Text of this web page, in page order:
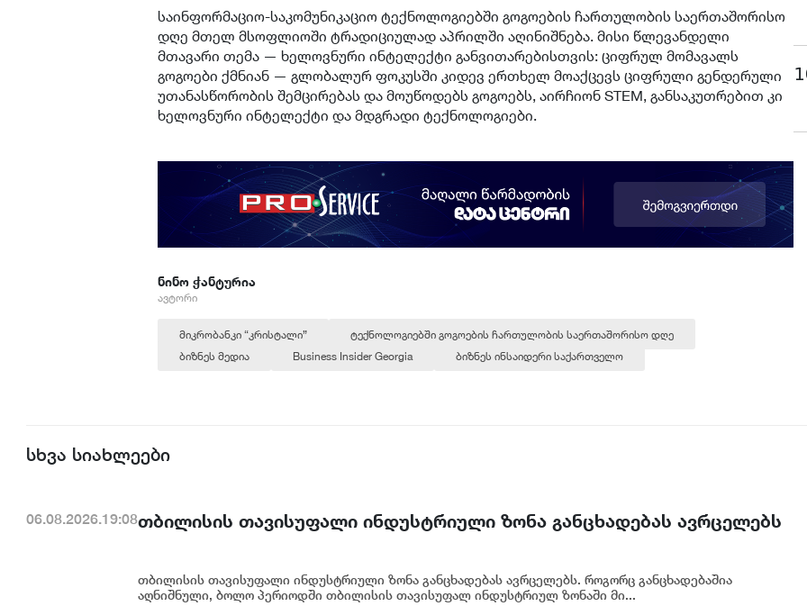
საინფორმაციო-საკომუნიკაციო ტექნოლოგიებში გოგოების ჩართულობის საერთაშორისო
დღე მთელ მსოფლიოში ტრადიციულად აპრილში აღინიშნება. მისი წლევანდელი
მთავარი თემა — ხელოვნური ინტელექტი განვითარებისთვის: ციფრულ მომავალს
გოგოები ქმნიან — გლობალურ ფოკუსში კიდევ ერთხელ მოაქცევს ციფრული გენდერული
უთანასწორობის შემცირებას და მოუწოდებს გოგოებს, აირჩიონ STEM, განსაკუთრებით კი
ხელოვნური ინტელექტი და მდგრადი ტექნოლოგიები.
ნინო ჭანტურია
ავტორი
მიკრობანკი “კრისტალი”
ტექნოლოგიებში გოგოების ჩართულობის საერთაშორისო დღე
ბიზნეს მედია
Business Insider Georgia ბიზნეს ინსაიდერი საქართველო
სხვა სიახლეები
06.08.2026.19:08თბილისის თავისუფალი ინდუსტრიული ზონა განცხადებას ავრცელებს
თბილისის თავისუფალი ინდუსტრიული ზონა განცხადებას ავრცელებს. როგორც განცხადებაშია
აღნიშნული, ბოლო პერიოდში თბილისის თავისუფალ ინდუსტრიულ ზონაში მი...